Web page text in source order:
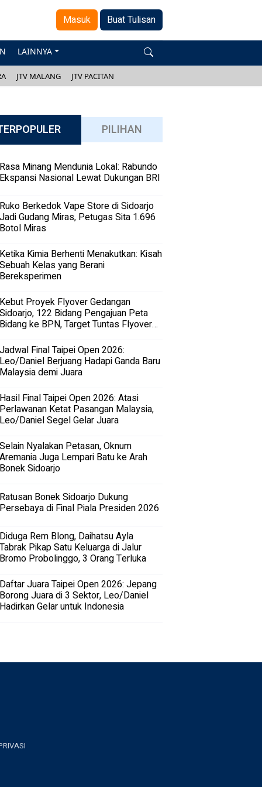
Masuk Buat Tulisan
LAINNYA
JTV MALANG JTV PACITAN
PILIHAN
Rasa Minang Mendunia Lokal: Rabundo
Ekspansi Nasional Lewat Dukungan BRI
Ruko Berkedok Vape Store di Sidoarjo
Jadi Gudang Miras, Petugas Sita 1.696
Botol Miras
Ketika Kimia Berhenti Menakutkan: Kisah
Sebuah Kelas yang Berani
Bereksperimen
Kebut Proyek Flyover Gedangan
Sidoarjo, 122 Bidang Pengajuan Peta
Bidang ke BPN, Target Tuntas Flyover
Jadwal Final Taipei Open 2026:
Leo/Daniel Berjuang Hadapi Ganda Baru
Malaysia demi Juara
Hasil Final Taipei Open 2026: Atasi
Perlawanan Ketat Pasangan Malaysia,
Leo/Daniel Segel Gelar Juara
Selain Nyalakan Petasan, Oknum
Aremania Juga Lempari Batu ke Arah
Bonek Sidoarjo
Ratusan Bonek Sidoarjo Dukung
Persebaya di Final Piala Presiden 2026
Diduga Rem Blong, Daihatsu Ayla
Tabrak Pikap Satu Keluarga di Jalur
Bromo Probolinggo, 3 Orang Terluka
Daftar Juara Taipei Open 2026: Jepang
Borong Juara di 3 Sektor, Leo/Daniel
Hadirkan Gelar untuk Indonesia